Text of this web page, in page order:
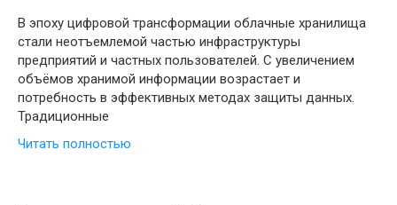
В эпоху цифровой трансформации облачные хранилища
стали неотъемлемой частью инфраструктуры
предприятий и частных пользователей. С увеличением
объёмов хранимой информации возрастает и
потребность в эффективных методах защиты данных.
Традиционные
Читать полностью